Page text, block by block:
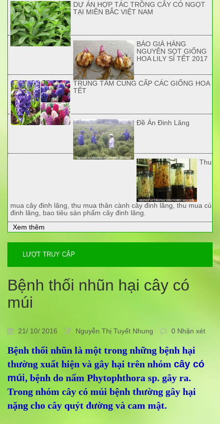
DỰ ÁN HỢP TÁC TRỒNG CÂY CỎ NGỌT
TẠI MIỀN BẮC VIỆT NAM
BÁO GIÁ HÀNG
NGUYÊN SỌT GIỐNG
HOA LILY SỈ TẾT 2017
TRUNG TÂM CUNG CẤP CÁC GIỐNG HOA
TẾT
Đề Án Đinh Lăng
Thu
mua cây đinh lăng, thu mua thân cành cây đinh lăng, thu mua củ
đinh lăng, bao tiêu sản phẩm cây đinh lăng.
Xem thêm
LƯỢT TRUY CẬP
Bệnh thối nhũn hại cây có
múi
21/ 10/ 2016 Nguyễn Thị Tuyết Nhung 0 Nhận xét
Bệnh thối nhũn là một trong những bệnh hại
thường xuất hiện và gây hại trên nhóm cây có
múi, bệnh do nấm Phytophthora sp. gây ra.
Trong nhóm cây có múi bệnh thường gây hại
nặng cho cây quýt đường và cam mật.